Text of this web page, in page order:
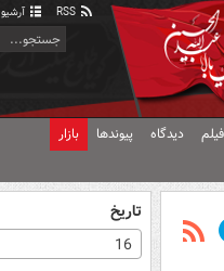
آرشیو
دیدگاه پیوندها بازار
تاریخ
16